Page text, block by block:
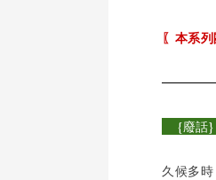
〖本系
{廢話
久候多